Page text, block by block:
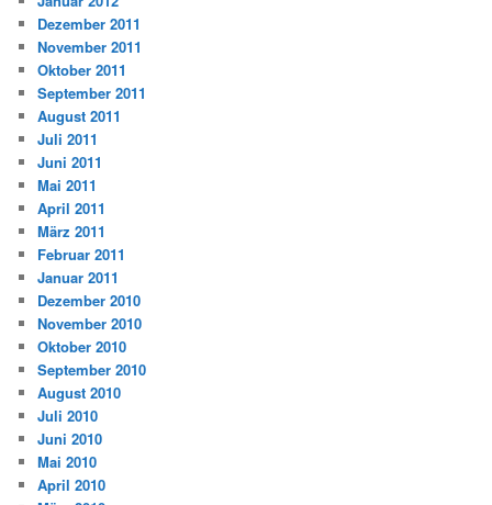
Dezember 2011
November 2011
Oktober 2011
September 2011
August 2011
Juli 2011
Juni 2011
Mai 2011
April 2011
März 2011
Februar 2011
Januar 2011
Dezember 2010
November 2010
Oktober 2010
September 2010
August 2010
Juli 2010
Juni 2010
Mai 2010
April 2010